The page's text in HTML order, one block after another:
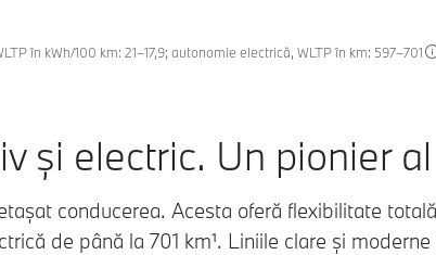
în kWh/100 km: 21–17,9; autonomie electrică, WLTP în km: 597–701
și electric. Un pionier
conducerea. Acesta oferă flexibilitate
de până la 701 km¹. Liniile clare și